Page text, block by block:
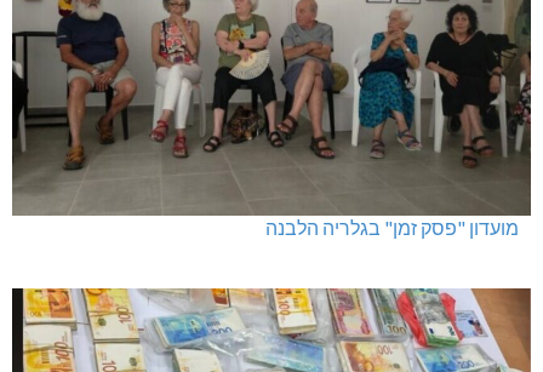
מועדון "פסק זמן" בגלריה הלבנה